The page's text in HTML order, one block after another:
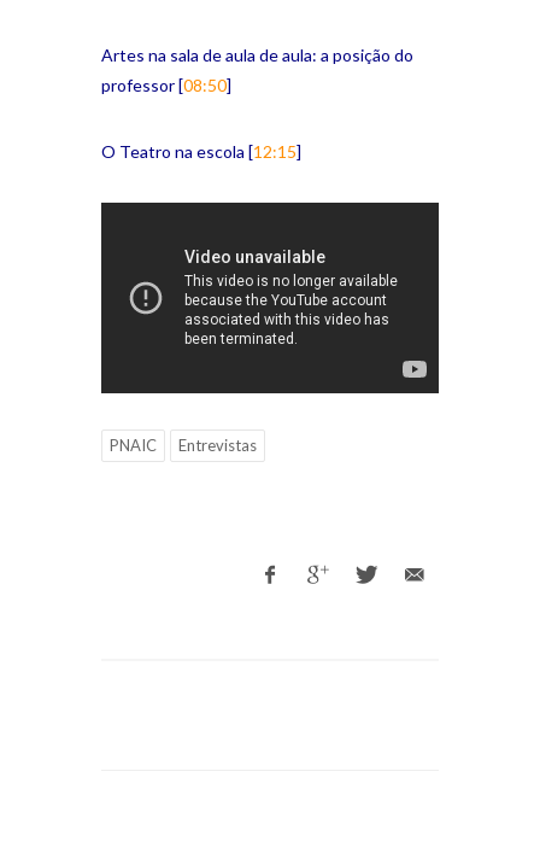
Artes na sala de aula de aula: a posição do
professor [08:50]
O Teatro na escola [12:15]
PNAIC Entrevistas